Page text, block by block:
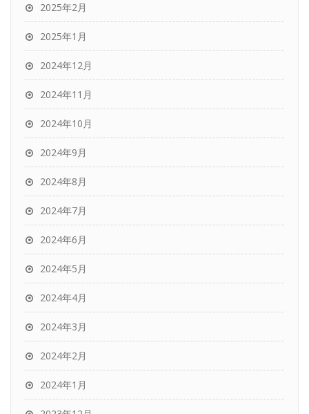
2025年2月
2025年1月
2024年12月
2024年11月
2024年10月
2024年9月
2024年8月
2024年7月
2024年6月
2024年5月
2024年4月
2024年3月
2024年2月
2024年1月